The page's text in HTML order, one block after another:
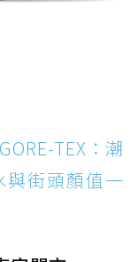
TEX：潮
與街頭顏值一